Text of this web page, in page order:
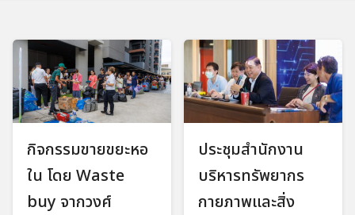
กิจกรรมขายขยะหอ
ใน โดย Waste
buy จากวงศ์
ประชุมสำนักงาน
บริหารทรัพยากร
กายภาพและสิ่ง